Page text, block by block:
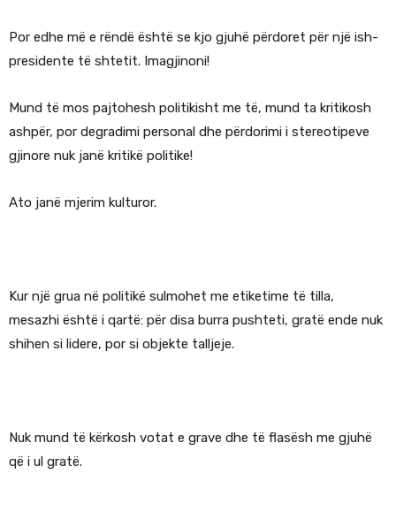
Por edhe më e rëndë është se kjo gjuhë përdoret për një ish-
presidente të shtetit. Imagjinoni!
Mund të mos pajtohesh politikisht me të, mund ta kritikosh
ashpër, por degradimi personal dhe përdorimi i stereotipeve
gjinore nuk janë kritikë politike!
Ato janë mjerim kulturor.
Kur një grua në politikë sulmohet me etiketime të tilla,
mesazhi është i qartë: për disa burra pushteti, gratë ende nuk
shihen si lidere, por si objekte talljeje.
Nuk mund të kërkosh votat e grave dhe të flasësh me gjuhë
që i ul gratë.